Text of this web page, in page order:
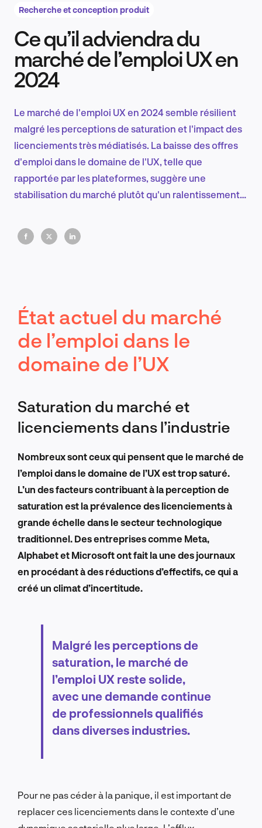
Recherche et conception produit
EN
Recherche et conception produit
Ce qu’il adviendra du
marché de l’emploi UX en
2024
Le marché de l'emploi UX en 2024 semble résilient
malgré les perceptions de saturation et l'impact des
licenciements très médiatisés. La baisse des offres
d'emploi dans le domaine de l'UX, telle que
rapportée par les plateformes, suggère une
stabilisation du marché plutôt qu'un ralentissement.
l'UX demeure.
État actuel du marché
de l’emploi dans le
domaine de l’UX
Saturation du marché et
licenciements dans l’industrie
Nombreux sont ceux qui pensent que le marché de
l’emploi dans le domaine de l’UX est trop saturé.
L’un des facteurs contribuant à la perception de
saturation est la prévalence des licenciements à
grande échelle dans le secteur technologique
traditionnel. Des entreprises comme Meta,
Alphabet et Microsoft ont fait la une des journaux
en procédant à des réductions d’effectifs, ce qui a
créé un climat d’incertitude.
Malgré les perceptions de
saturation, le marché de
l’emploi UX reste solide,
avec une demande continue
de professionnels qualifiés
dans diverses industries.
Pour ne pas céder à la panique, il est important de
replacer ces licenciements dans le contexte d’une